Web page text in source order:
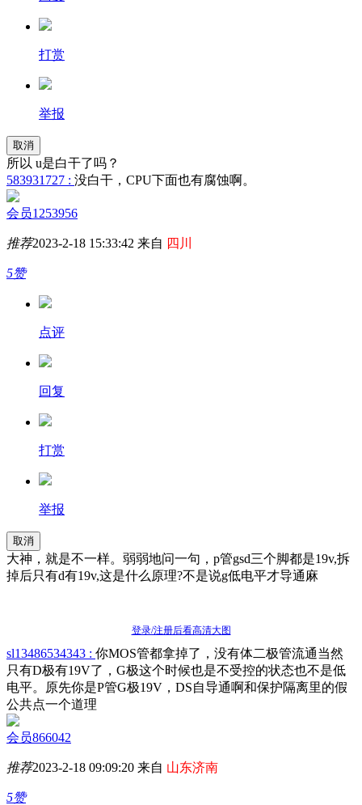
打赏
举报
取消
所以 u是白干了吗？
583931727 : 没白干，CPU下面也有腐蚀啊。
会员1253956
推荐2023-2-18 15:33:42 来自 四川
5赞
点评
回复
打赏
举报
取消
大神，就是不一样。弱弱地问一句，p管gsd三个脚都是19v,拆
掉后只有d有19v,这是什么原理?不是说g低电平才导通麻
登录/注册后看高清大图
sl13486534343 : 你MOS管都拿掉了，没有体二极管流通当然
只有D极有19V了，G极这个时候也是不受控的状态也不是低
电平。原先你是P管G极19V，DS自导通啊和保护隔离里的假
公共点一个道理
会员866042
推荐2023-2-18 09:09:20 来自 山东济南
5赞